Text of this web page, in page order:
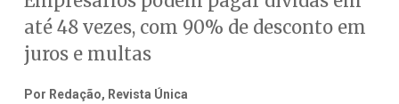
até 48 vezes, com 90% de desconto em
juros e multas
Por Redação, Revista Única